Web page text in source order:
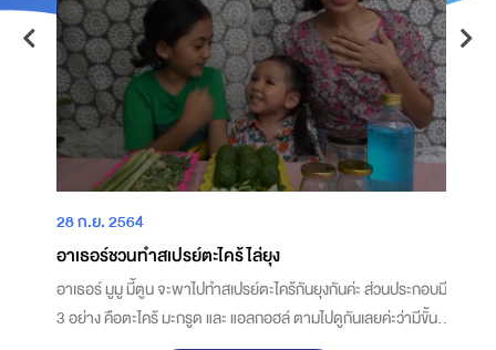
28 ก.ย. 2564
อาเธอร์ชวนทำสเปรย์ตะไคร้ไล่ยุง
อาเธอร์ มูมู มี้ตูน จะพาไปทำสเปรย์ตะไคร้กันยุงกันค่ะ ส่วนประกอบมี
3 อย่าง คือตะไคร้ มะกรูด และ แอลกอฮล์ ตามไปดูกันเลยค่ะว่ามีขั้น